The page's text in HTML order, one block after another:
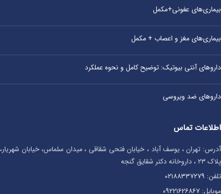
بیماری‌های عفونی+مکمل
بیماری‌های مغز و اعصاب + مکمل
داروهای آنتی‌ بیوتیک: توضیح کامل و نحوه عملکرد
داروهای ضد ویروسی
اطلاعات تماس
آدرس: تهران ، یوسف آباد ، خیابان فتحی شقاقی ، میدان سلماس، خیابان شهریار،
پلاک ۲۳ ، داروخانه دکتر شقایق گنجه
تلفن: ۰۲۱۸۸۳۳۷۲۷۹
موبایل: ۰۹۲۲۱۶۲۶۸۶۷